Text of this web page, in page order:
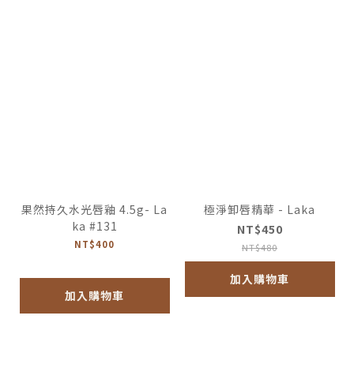
果然持久水光唇釉 4.5g- La
ka #131
NT$400
加入購物車
極淨卸唇精華 - Laka
NT$450
NT$480
加入購物車